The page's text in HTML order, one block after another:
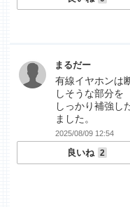
まるだー
有線イヤホンは
しそうな部分を
しっかり補強し
ました。
2025/08/09 12:54
良いね 2